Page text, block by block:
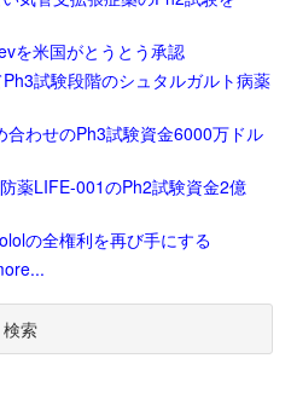
を米国がとうとう承認
試験段階のシュタルガルト病薬
わせのPh3試験資金6000万ドル
薬LIFE-001のPh2試験資金2億
の全権利を再び手にする
検索